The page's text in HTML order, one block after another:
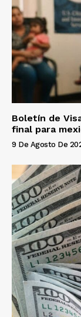
Boletín de
final para
9 De Agosto De